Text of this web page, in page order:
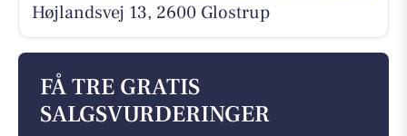
Højlandsvej 13, 2600 Glostrup
FÅ TRE GRATIS
SALGSVURDERINGER